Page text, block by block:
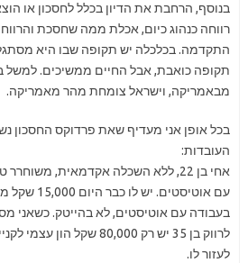
בנוסף, הרחבת את הדיון בכלל לחסכון או
רווחה כנהוג כיום, אכלת ממה שחסכת
התקדמה. בכלכלה יש תקופה שבו היא
תקופה כואבת, אבל החיים ממשיכים. למשל
מבאמריקה, וישראל צומחת מהר מאמריקה.
בכל אופן אני מעדיף שאת פרדוקס החסכון
העובדות:
אחי בן 22, ללא השכלה אקדמאית,
בעבודה עם אוטיסטים, לא בהייטק. כשאני
לרווק בן 35 יש רק 80,000 שקל
לעזור לו.